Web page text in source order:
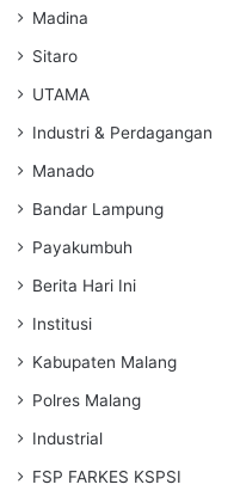
Madina
Sitaro
UTAMA
Industri & Perdagangan
Manado
Bandar Lampung
Payakumbuh
Berita Hari Ini
Institusi
Kabupaten Malang
Polres Malang
Industrial
FSP FARKES KSPSI